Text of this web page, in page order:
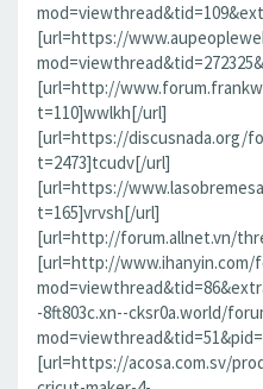
[url=https://
[url=http://
t=110]wwlkh[/url]
[url=https://discusnada.org/
t=2473]tcudv[/url]
[url=https://
t=165]vrvsh[/url]
[url=http://forum.allnet.vn/
[url=http://www.ihanyin.com/
-8ft803c.xn--cksr0a.world/
[url=https://acosa.com.sv/